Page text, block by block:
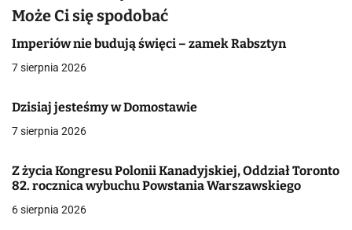
g
a
c
j
a
p
i
Może Ci się spodobać
Imperiów nie budują święci – zamek Rabsztyn
7 sierpnia 2026
Dzisiaj jesteśmy w Domostawie
7 sierpnia 2026
Z życia Kongresu Polonii Kanadyjskiej, Oddział Toronto
82. rocznica wybuchu Powstania Warszawskiego
6 sierpnia 2026